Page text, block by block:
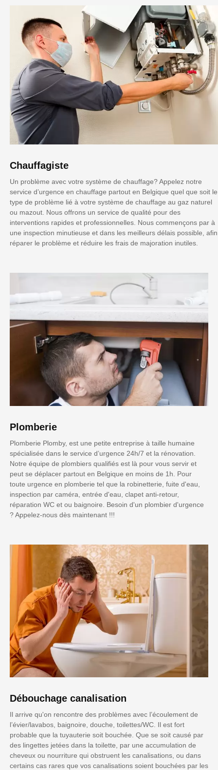
Chauffagiste
Un problème avec votre système de chauffage? Appelez notre
service d’urgence en chauffage partout en Belgique quel que soit le
type de problème lié à votre système de chauffage au gaz naturel
ou mazout. Nous offrons un service de qualité pour des
interventions rapides et professionnelles. Nous commençons par à
une inspection minutieuse et dans les meilleurs délais possible, afin
réparer le problème et réduire les frais de majoration inutiles.
Plomberie
Plomberie Plomby, est une petite entreprise à taille humaine
spécialisée dans le service d’urgence 24h/7 et la rénovation.
Notre équipe de plombiers qualifiés est là pour vous servir et
peut se déplacer partout en Belgique en moins de 1h. Pour
toute urgence en plomberie tel que la robinetterie, fuite d'eau,
inspection par caméra, entrée d'eau, clapet anti-retour,
réparation WC et ou baignoire. Besoin d'un plombier d'urgence
? Appelez-nous dès maintenant !!!
Débouchage canalisation
Il arrive qu'on rencontre des problèmes avec l’écoulement de
l’évier/lavabos, baignoire, douche, toilettes/WC. Il est fort
probable que la tuyauterie soit bouchée. Que se soit causé par
des lingettes jetées dans la toilette, par une accumulation de
cheveux ou nourriture qui obstruent les canalisations, ou dans
certains cas rares que vos canalisations soient bouchées par les